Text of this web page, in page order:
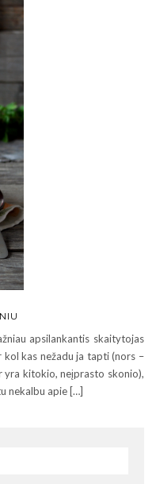
apsilankantis skaitytojas
kas nežadu ja tapti (nors –
yra kitokio, neįprasto skonio),
nekalbu apie […]